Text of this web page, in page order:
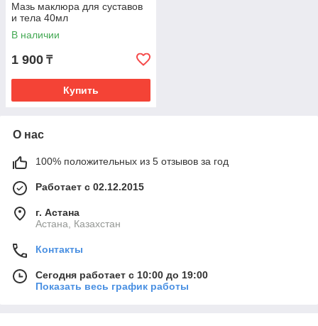
Мазь маклюра для суставов
и тела 40мл
В наличии
1 900 ₸
Купить
О нас
100% положительных из 5 отзывов за год
Работает с 02.12.2015
г. Астана
Астана, Казахстан
Контакты
Сегодня работает с 10:00 до 19:00
Показать весь график работы